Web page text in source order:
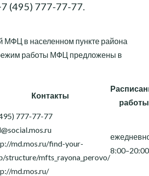
(495) 777-77-77.
МФЦ в населенном пункте района
работы МФЦ предложены в
Контакты
работы
777-77-77
md.mos.ru/find-your-
structure/mfts_rayona_perovo/
md.mos.ru/
8:00–20:00